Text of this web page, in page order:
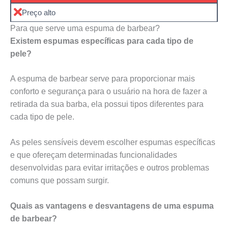
Preço alto
Para que serve uma espuma de barbear?
Existem espumas específicas para cada tipo de
pele?
A espuma de barbear serve para proporcionar mais
conforto e segurança para o usuário na hora de fazer a
retirada da sua barba, ela possui tipos diferentes para
cada tipo de pele.
As peles sensíveis devem escolher espumas específicas
e que ofereçam determinadas funcionalidades
desenvolvidas para evitar irritações e outros problemas
comuns que possam surgir.
Quais as vantagens e desvantagens de uma espuma
de barbear?